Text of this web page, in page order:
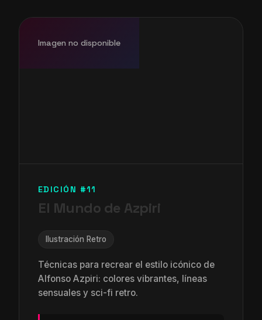
Imagen no disponible
EDICIÓN #11
El Mundo de Azpiri
Ilustración Retro
Técnicas para recrear el estilo icónico de
Alfonso Azpiri: colores vibrantes, líneas
sensuales y sci-fi retro.